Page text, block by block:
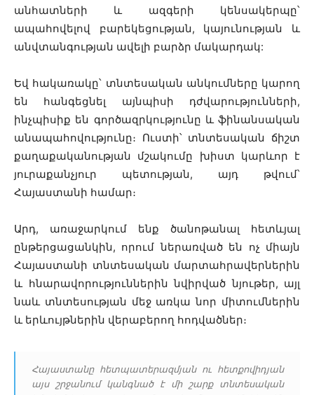
անհատների և ազգերի կենսակերպը՝
ապահովելով բարեկեցության, կայունության և
անվտանգության ավելի բարձր մակարդակ:
Եվ հակառակը՝ տնտեսական անկումները կարող
են հանգեցնել այնպիսի դժվարությունների,
ինչպիսիք են գործազրկությունը և ֆինանսական
անապահովությունը։ Ուստի՝ տնտեսական ճիշտ
քաղաքականության մշակումը խիստ կարևոր է
յուրաքանչյուր պետության, այդ թվում՝
Հայաստանի համար։
Արդ, առաջարկում ենք ծանոթանալ հետևյալ
ընթերցացանկին, որում ներառված են ոչ միայն
Հայաստանի տնտեսական մարտահրավերներին
և հնարավորություններին նվիրված նյութեր, այլ
նաև տնտեսության մեջ առկա նոր միտումներին
և երևույթներին վերաբերող հոդվածներ։
Հայաստանը հետպատերազմյան ու հետքովիդյան
այս շրջանում կանգնած է մի շարք տնտեսական